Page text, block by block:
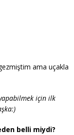
ama uçakla
için ilk
belli miydi?